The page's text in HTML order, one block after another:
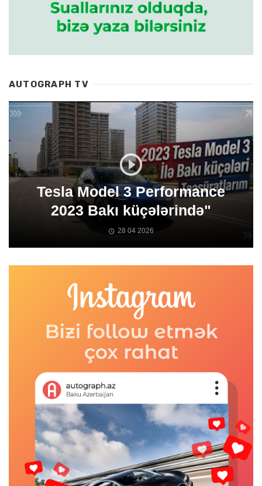
AUTOGRAPH TV
Tesla Model 3 Performance
2023 Bakı küçələrində"
28 04 2026